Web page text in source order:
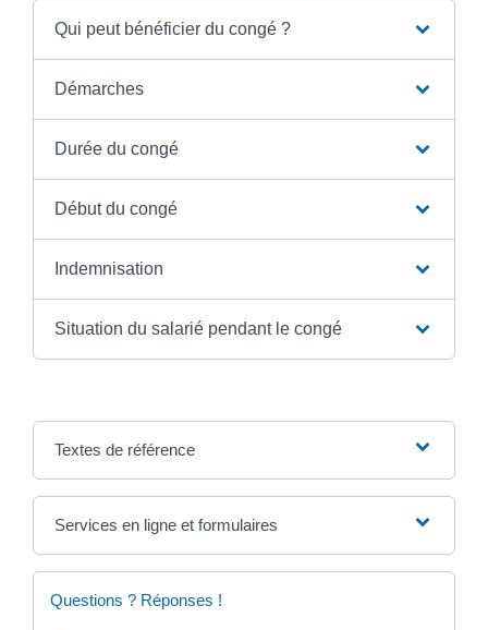
Qui peut bénéficier du congé ?
Démarches
Durée du congé
Début du congé
Indemnisation
Situation du salarié pendant le congé
Textes de référence
Services en ligne et formulaires
Questions ? Réponses !